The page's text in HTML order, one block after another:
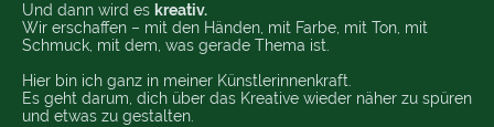
Und dann wird es kreativ.
Wir erschaffen – mit den Händen, mit Farbe, mit Ton, mit
Schmuck, mit dem, was gerade Thema ist.
Hier bin ich ganz in meiner Künstlerinnenkraft.
Es geht darum, dich über das Kreative wieder näher zu spüren
und etwas zu gestalten.